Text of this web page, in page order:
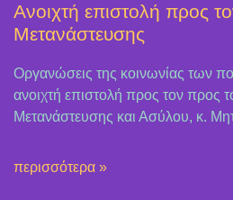
Ανοιχτή επιστολή προς
Μετανάστευσης
Οργανώσεις της κοινωνίας των
ανοιχτή επιστολή προς τον προς
Μετανάστευσης και Ασύλου, κ.
περισσότερα »